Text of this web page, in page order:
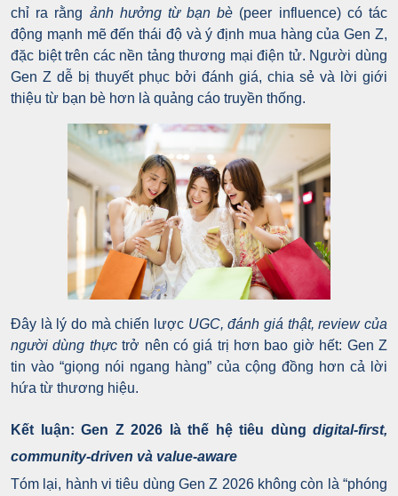
chỉ ra rằng ảnh hưởng từ bạn bè (peer influence) có tác
động mạnh mẽ đến thái độ và ý định mua hàng của Gen Z,
đặc biệt trên các nền tảng thương mại điện tử. Người dùng
Gen Z dễ bị thuyết phục bởi đánh giá, chia sẻ và lời giới
thiệu từ bạn bè hơn là quảng cáo truyền thống.
Đây là lý do mà chiến lược UGC, đánh giá thật, review của
người dùng thựctrở nên có giá trị hơn bao giờ hết: Gen Z
tin vào “giọng nói ngang hàng” của cộng đồng hơn cả lời
hứa từ thương hiệu.
Kết luận: Gen Z 2026 là thế hệ tiêu dùng digital-first,
community-driven và value-aware
Tóm lại, hành vi tiêu dùng Gen Z 2026 không còn là “phóng